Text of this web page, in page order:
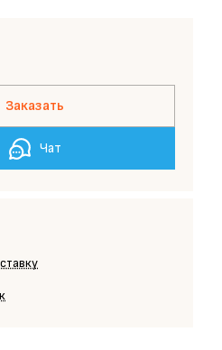
Заказать
Чат